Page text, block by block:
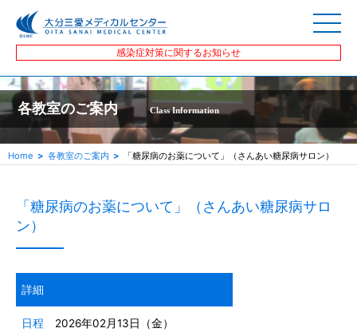
感染症対策に関するお知らせ
各教室のご案内 Class Information
Home 各教室のご案内 「糖尿病のお薬について」（さんあい糖尿病サロン）
「糖尿病のお薬について」（さんあい糖尿病サロ
ン）
詳細
日程 2026年02月13日（金）